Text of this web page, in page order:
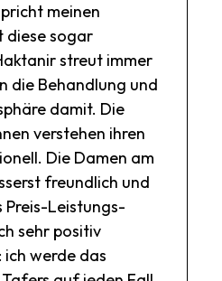
meinen
diese sogar
streut immer
die Behandlung und
damit. Die
verstehen ihren
Die Damen am
freundlich und
Preis-Leistungs-
sehr positiv
werde das